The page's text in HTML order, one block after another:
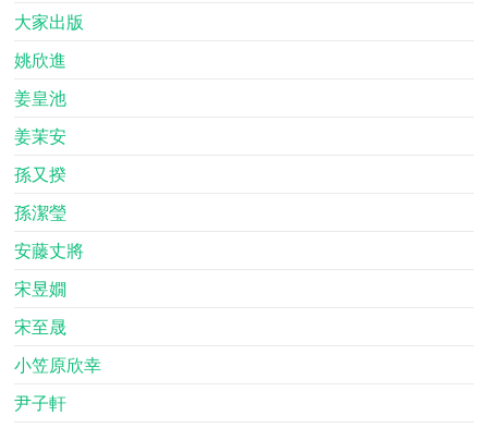
大家出版
姚欣進
姜皇池
姜茉安
孫又揆
孫潔瑩
安藤丈將
宋昱嫺
宋至晟
小笠原欣幸
尹子軒